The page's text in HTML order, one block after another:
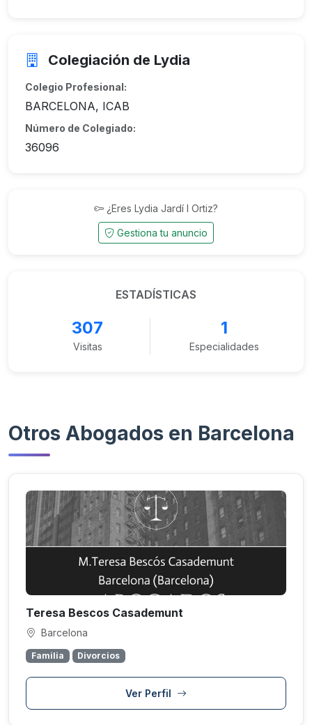
Colegiación de Lydia
Colegio Profesional:
BARCELONA, ICAB
Número de Colegiado:
36096
¿Eres Lydia Jardí I Ortiz?
Gestiona tu anuncio
ESTADÍSTICAS
307
Visitas
1
Especialidades
Otros Abogados en Barcelona
Teresa Bescos Casademunt
Barcelona
Familia Divorcios
Ver Perfil